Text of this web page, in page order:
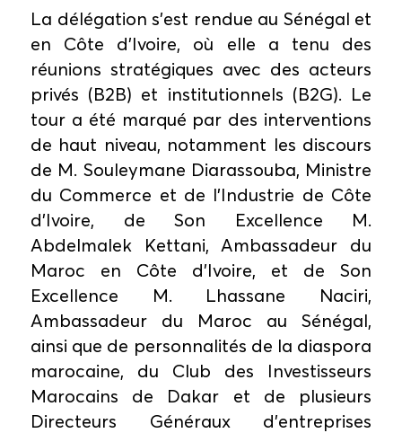
La délégation s'est rendue au Sénégal et
en Côte d'Ivoire, où elle a tenu des
réunions stratégiques avec des acteurs
privés (B2B) et institutionnels (B2G). Le
tour a été marqué par des interventions
de haut niveau, notamment les discours
de M. Souleymane Diarassouba, Ministre
du Commerce et de l'Industrie de Côte
d'Ivoire, de Son Excellence M.
Abdelmalek Kettani, Ambassadeur du
Maroc en Côte d'Ivoire, et de Son
Excellence M. Lhassane Naciri,
Ambassadeur du Maroc au Sénégal,
ainsi que de personnalités de la diaspora
marocaine, du Club des Investisseurs
Marocains de Dakar et de plusieurs
Directeurs Généraux d'entreprises